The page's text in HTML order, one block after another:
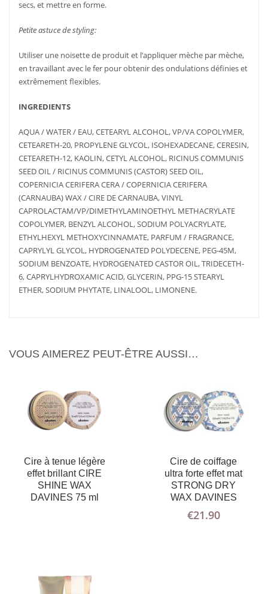
secs, et mettre en forme.
Petite astuce de styling:
Utiliser une noisette de produit et l’appliquer mèche par mèche,
en travaillant avec le fer pour obtenir des ondulations définies et
extrêmement flexibles.
INGREDIENTS
AQUA / WATER / EAU, CETEARYL ALCOHOL, VP/VA COPOLYMER,
CETEARETH-20, PROPYLENE GLYCOL, ISOHEXADECANE, CERESIN,
CETEARETH-12, KAOLIN, CETYL ALCOHOL, RICINUS COMMUNIS
SEED OIL / RICINUS COMMUNIS (CASTOR) SEED OIL,
COPERNICIA CERIFERA CERA / COPERNICIA CERIFERA
(CARNAUBA) WAX / CIRE DE CARNAUBA, VINYL
CAPROLACTAM/VP/DIMETHYLAMINOETHYL METHACRYLATE
COPOLYMER, BENZYL ALCOHOL, SODIUM POLYACRYLATE,
ETHYLHEXYL METHOXYCINNAMATE, PARFUM / FRAGRANCE,
CAPRYLYL GLYCOL, HYDROGENATED POLYDECENE, PEG-45M,
SODIUM BENZOATE, HYDROGENATED CASTOR OIL, TRIDECETH-
6, CAPRYLHYDROXAMIC ACID, GLYCERIN, PPG-15 STEARYL
ETHER, SODIUM PHYTATE, LINALOOL, LIMONENE.
VOUS AIMEREZ PEUT-ÊTRE AUSSI…
Cire à tenue légère
effet brillant CIRE
SHINE WAX
DAVINES 75 ml
LIRE LA
SUITE
PLUS
D'INFOS
Cire de coiffage
ultra forte effet mat
STRONG DRY
WAX DAVINES
€21.90
AJOUTER
AU PANIER
PLUS
D'INFOS
LIRE LA
SUITE
PLUS
D'INFOS